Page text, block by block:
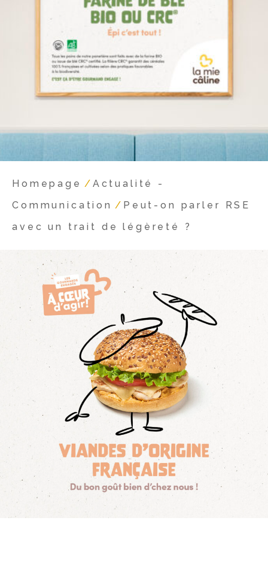
Homepage / Actualité -
Communication / Peut-on parler RSE
avec un trait de légèreté ?